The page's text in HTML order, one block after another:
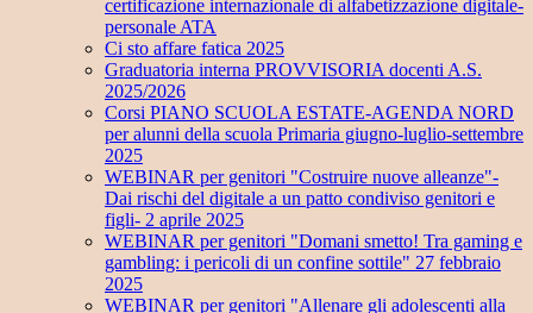
certificazione internazionale di alfabetizzazione digitale-
personale ATA
Ci sto affare fatica 2025
Graduatoria interna PROVVISORIA docenti A.S.
2025/2026
Corsi PIANO SCUOLA ESTATE-AGENDA NORD
per alunni della scuola Primaria giugno-luglio-settembre
2025
WEBINAR per genitori "Costruire nuove alleanze"-
Dai rischi del digitale a un patto condiviso genitori e
figli- 2 aprile 2025
WEBINAR per genitori "Domani smetto! Tra gaming e
gambling: i pericoli di un confine sottile" 27 febbraio
2025
WEBINAR per genitori "Allenare gli adolescenti alla